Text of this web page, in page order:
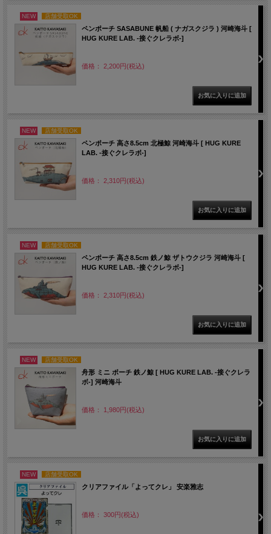
NEW 店舗受取OK
ペンポーチ SASABUNE 帆船 ( ナガスクジラ ) 河崎海斗 [
HUG KURE LAB. -接ぐクレラボ-]
価格： 2,200円(税込)
NEW 店舗受取OK
ペンポーチ 高さ8.5cm 北極鯨 河崎海斗 [ HUG KURE
LAB. -接ぐクレラボ-]
価格： 2,310円(税込)
NEW 店舗受取OK
ペンポーチ 高さ8.5cm 鉄ノ鯨 ザトウクジラ 河崎海斗 [
HUG KURE LAB. -接ぐクレラボ-]
価格： 2,310円(税込)
NEW 店舗受取OK
舟形 ミニ ポーチ 鉄ノ鯨 [ HUG KURE LAB. -接ぐクレラ
ボ-] 河崎海斗
価格： 1,980円(税込)
NEW 店舗受取OK
クリアファイル「よってクレ」 安楽雅志
価格： 300円(税込)